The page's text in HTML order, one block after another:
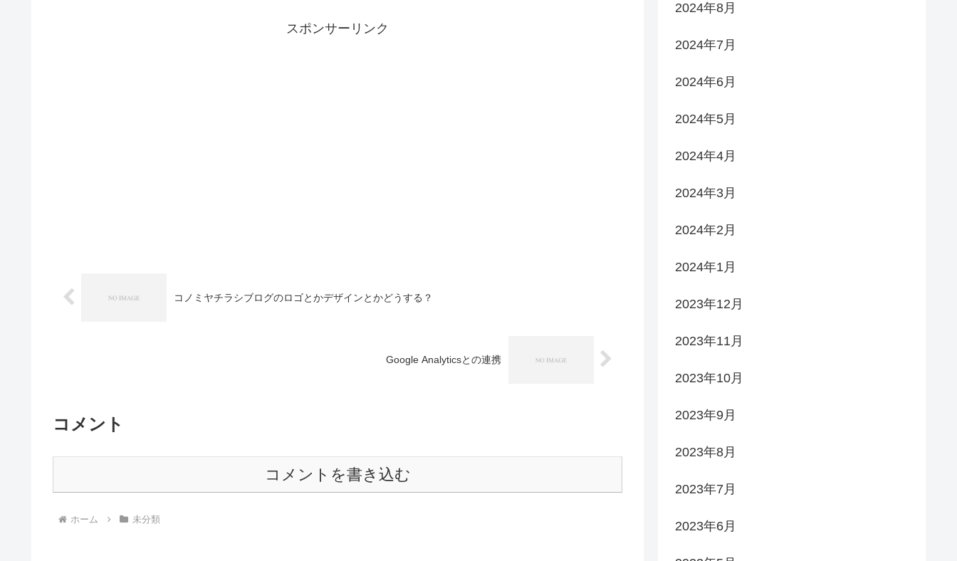
スポンサーリンク
コノミヤチラシブログのロゴとかデザインとかどうする？
Google Analyticsとの連携
コメント
コメントを書き込む
ホーム 未分類
2024年8月
2024年7月
2024年6月
2024年5月
2024年4月
2024年3月
2024年2月
2024年1月
2023年12月
2023年11月
2023年10月
2023年9月
2023年8月
2023年7月
2023年6月